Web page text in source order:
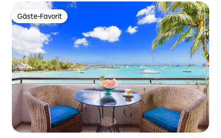
Gäste-Favorit
Gäste-Favorit